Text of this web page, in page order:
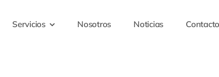
Servicios Nosotros Noticias